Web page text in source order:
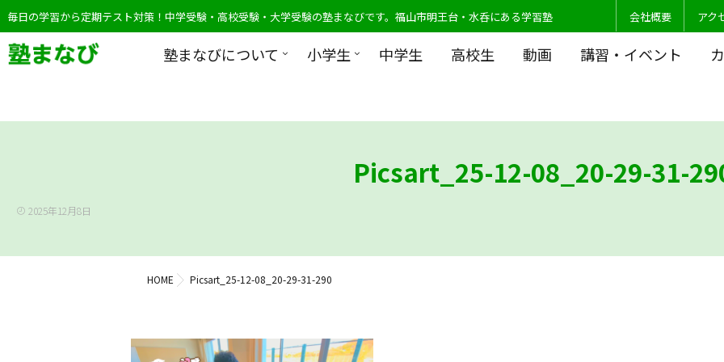
毎日の学習から定期テスト対策！中学受験・高校受験・大学受験の塾まなびです。福山市明王台・水呑にある学習塾 会社概要 アク
塾まなびについて 小学生 中学生 高校生 動画 講習・イベント
Picsart_25-12-08_20-29-31-
2025年12月8日
HOME Picsart_25-12-08_20-29-31-290